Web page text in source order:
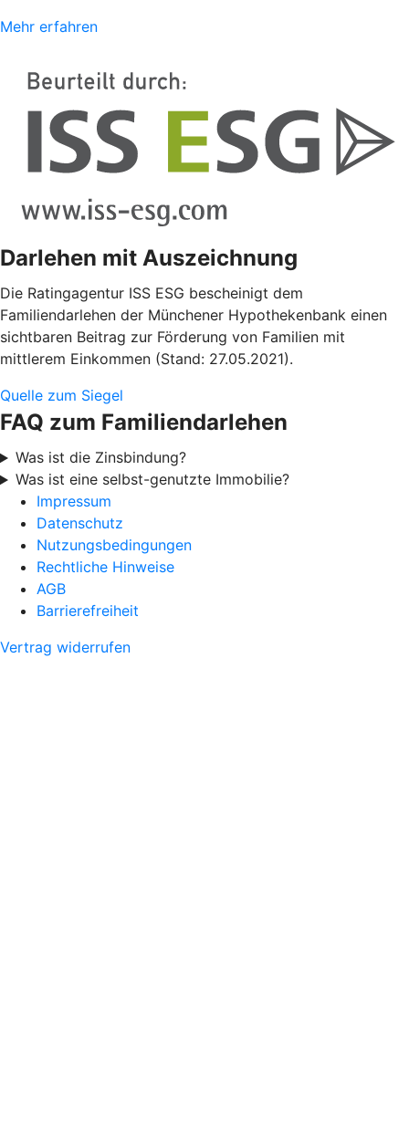
Mehr erfahren
Darlehen mit Auszeichnung
Die Ratingagentur ISS ESG bescheinigt dem
Familiendarlehen der Münchener Hypothekenbank einen
sichtbaren Beitrag zur Förderung von Familien mit
mittlerem Einkommen (Stand: 27.05.2021).
Quelle zum Siegel
FAQ zum Familiendarlehen
Was ist die Zinsbindung?
Was ist eine selbst-genutzte Immobilie?
Impressum
Datenschutz
Nutzungsbedingungen
Rechtliche Hinweise
AGB
Barrierefreiheit
Vertrag widerrufen